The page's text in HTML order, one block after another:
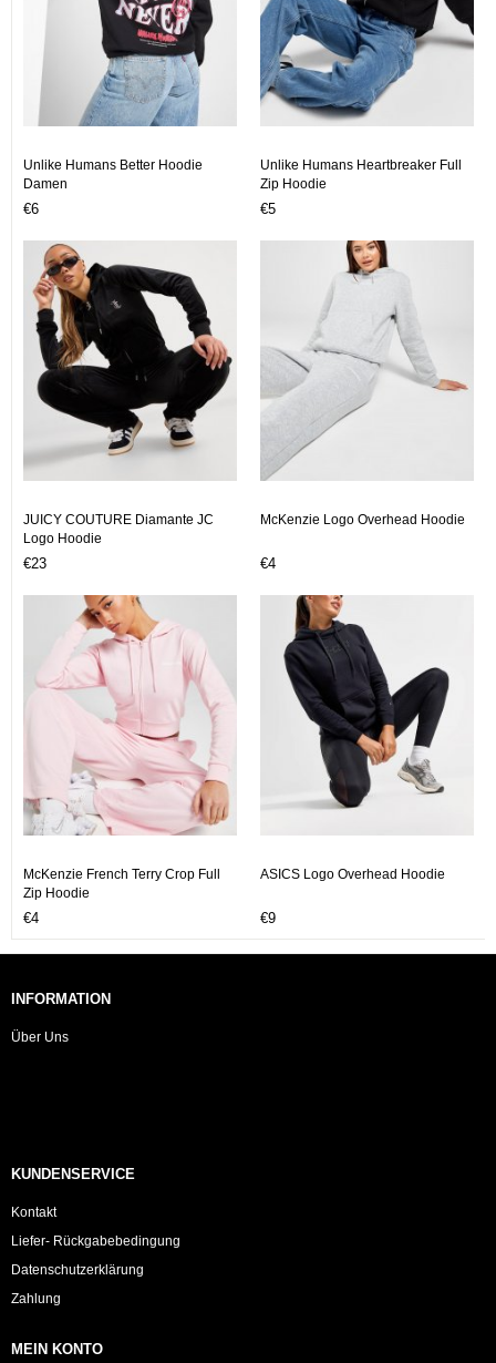
Unlike Humans Better Hoodie
Damen
€6
Unlike Humans Heartbreaker Full
Zip Hoodie
€5
JUICY COUTURE Diamante JC
Logo Hoodie
€23
McKenzie Logo Overhead Hoodie
€4
McKenzie French Terry Crop Full
Zip Hoodie
€4
ASICS Logo Overhead Hoodie
€9
INFORMATION
Über Uns
KUNDENSERVICE
Kontakt
Liefer- Rückgabebedingung
Datenschutzerklärung
Zahlung
MEIN KONTO